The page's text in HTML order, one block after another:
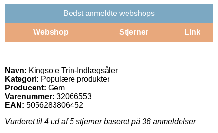
Bedst anmeldte webshops
Webshop Stjerner Link
Navn: Kingsole Trin-Indlægsåler
Kategori: Populære produkter
Producent: Gem
Varenummer: 32066553
EAN: 5056283806452
Vurderet til 4 ud af 5 stjerner baseret på 36 anmeldelser